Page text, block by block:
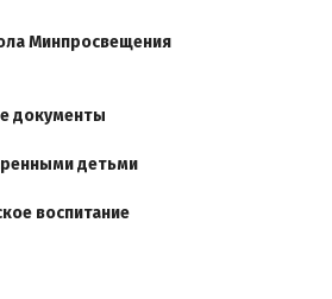
Минпросвещения
документы
детьми
воспитание